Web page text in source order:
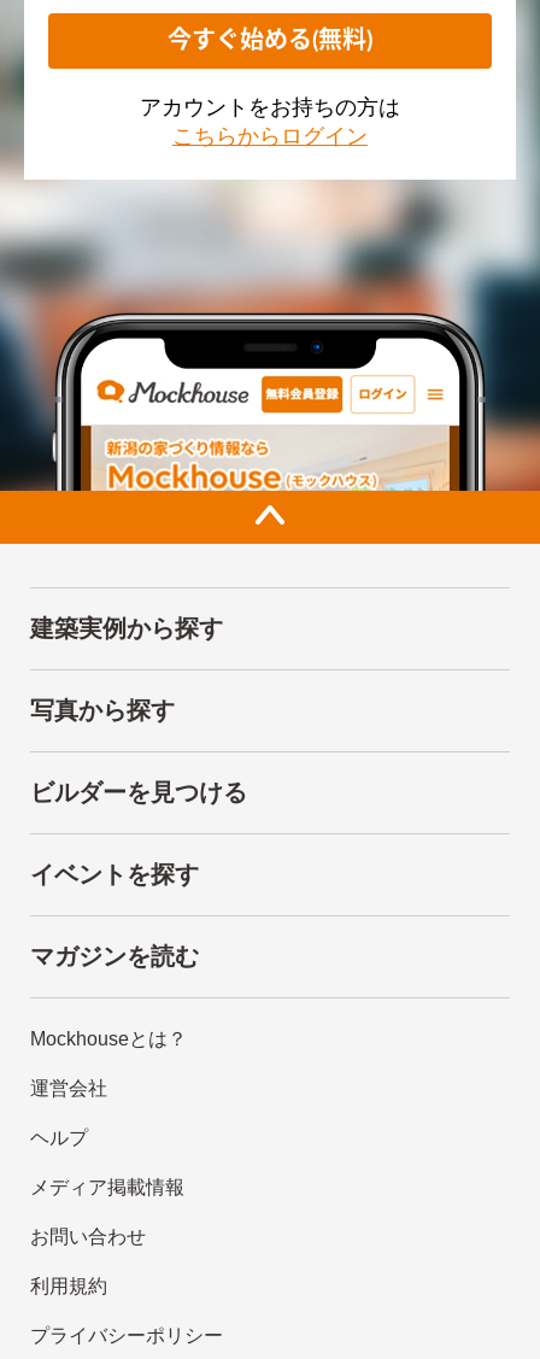
今すぐ始める(無料)
アカウントをお持ちの方は
こちらからログイン
建築実例から探す
写真から探す
ビルダーを見つける
イベントを探す
マガジンを読む
Mockhouseとは？
運営会社
ヘルプ
メディア掲載情報
お問い合わせ
利用規約
プライバシーポリシー